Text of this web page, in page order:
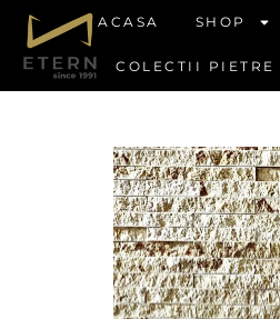
ACASA SHOP
COLECTII PIETRE